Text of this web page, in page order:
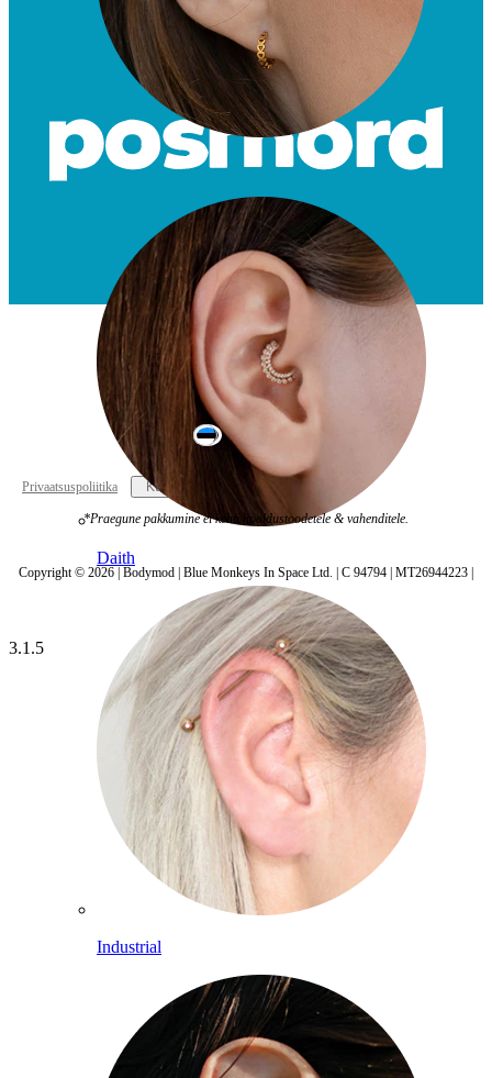
Conch
Daith
Industrial
Estonia
Privaatsuspoliitika Küpsiste seaded
*Praegune pakkumine ei kehti hooldustoodetele & vahenditele.
Copyright © 2026 | Bodymod | Blue Monkeys In Space Ltd. | C 94794 | MT26944223 |
3.1.5